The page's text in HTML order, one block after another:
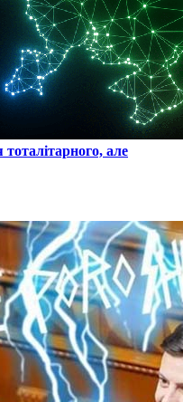
але